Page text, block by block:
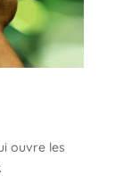
ouvre les